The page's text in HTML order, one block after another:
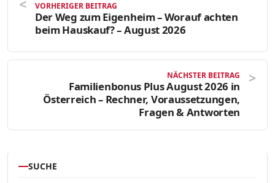
VORHERIGER BEITRAG
Der Weg zum Eigenheim – Worauf achten
beim Hauskauf? – August 2026
NÄCHSTER BEITRAG
Familienbonus Plus August 2026 in
Österreich – Rechner, Voraussetzungen,
Fragen & Antworten
SUCHE